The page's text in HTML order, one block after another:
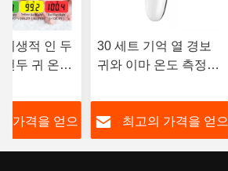
생적 인 두
두 귀 온도
가격을 얻으
30 세트 기억 열 경보
귀와 이마 온도 측정기
최고의 가격을 얻으